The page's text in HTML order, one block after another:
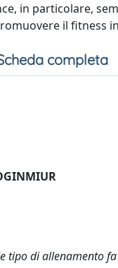
in particolare,
il fitness
completa
di allenamento fa